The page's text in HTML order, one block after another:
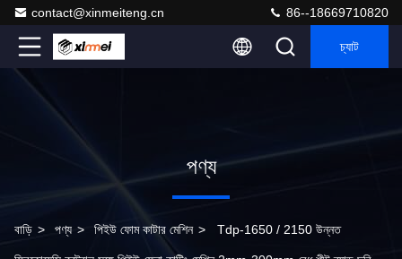
contact@xinmeiteng.cn 86--18669710820
চ্যাট
পণ্য
বাড়ি > পণ্য > পিইউ ফোম কাটার মেশিন > Tdp-1650 / 2150 উন্নত